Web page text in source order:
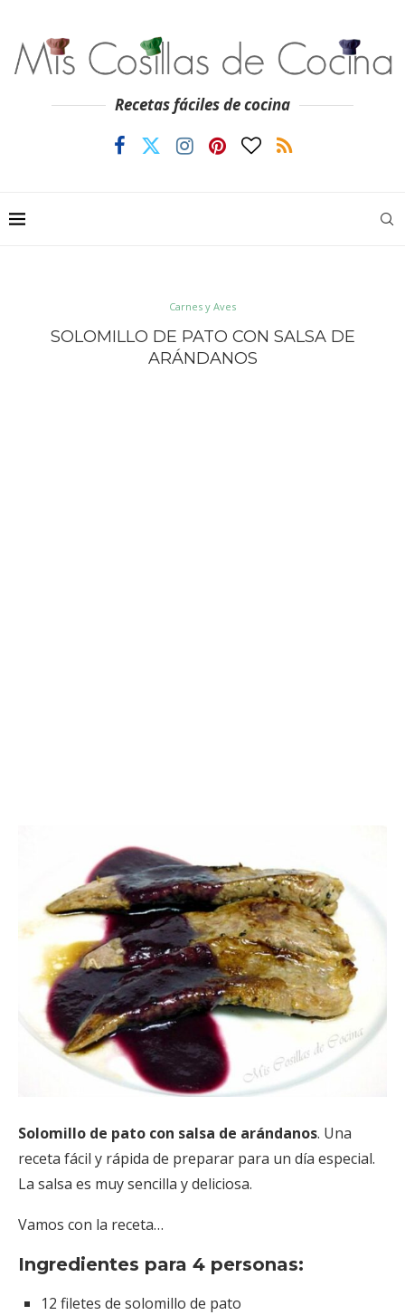
Recetas fáciles de cocina
Carnes y Aves
SOLOMILLO DE PATO CON SALSA DE
ARÁNDANOS
Solomillo de pato con salsa de arándanos. Una
receta fácil y rápida de preparar para un día especial.
La salsa es muy sencilla y deliciosa.
Vamos con la receta…
Ingredientes para 4 personas:
12 filetes de solomillo de pato